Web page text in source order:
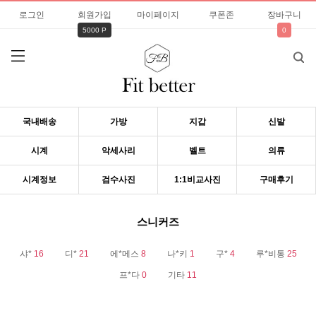
로그인 회원가입
5000 P
마이페이지 쿠폰존 장바구니
0
국내배송 가방 지갑 신발
시계 악세사리 벨트 의류
시계정보 검수사진 1:1비교사진 구매후기
스니커즈
샤* 16 디* 21 에*메스 8 나*키 1 구* 4 루*비통 25
프*다 0 기타 11